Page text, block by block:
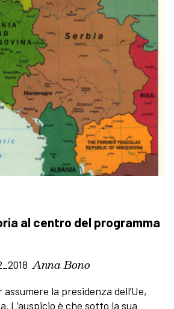
al centro del programma
Anna Bono
la presidenza dell’Ue,
L’auspicio è che sotto la sua